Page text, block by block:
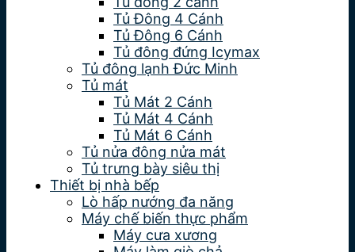
Tủ Đông 4 Cánh
Tủ Đông 6 Cánh
Tủ đông đứng Icymax
Tủ đông lạnh Đức Minh
Tủ mát
Tủ Mát 2 Cánh
Tủ Mát 4 Cánh
Tủ Mát 6 Cánh
Tủ nửa đông nửa mát
Tủ trưng bày siêu thị
Thiết bị nhà bếp
Lò hấp nướng đa năng
Máy chế biến thực phẩm
Máy cưa xương